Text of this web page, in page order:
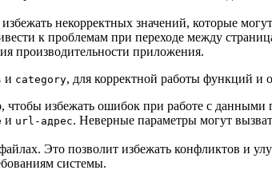
некорректных значений, которые
к проблемам при переходе между
производительности приложения.
и category, для корректной работы функций и
чтобы избежать ошибок при работе с данными
и url-адрес. Неверные параметры могут
Это позволит избежать конфликтов и
системы.